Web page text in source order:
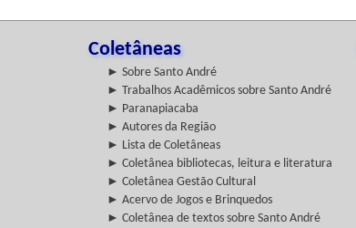
Coletâneas
► Sobre Santo André
► Trabalhos Acadêmicos sobre Santo André
► Paranapiacaba
► Autores da Região
► Lista de Coletâneas
► Coletânea bibliotecas, leitura e literatura
► Coletânea Gestão Cultural
► Acervo de Jogos e Brinquedos
► Coletânea de textos sobre Santo André